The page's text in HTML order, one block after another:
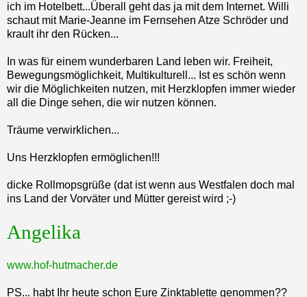
ich im Hotelbett...Überall geht das ja mit dem Internet. Willi
schaut mit Marie-Jeanne im Fernsehen Atze Schröder und
krault ihr den Rücken...
In was für einem wunderbaren Land leben wir. Freiheit,
Bewegungsmöglichkeit, Multikulturell... Ist es schön wenn
wir die Möglichkeiten nutzen, mit Herzklopfen immer wieder
all die Dinge sehen, die wir nutzen können.
Träume verwirklichen...
Uns Herzklopfen ermöglichen!!!
dicke Rollmopsgrüße (dat ist wenn aus Westfalen doch mal
ins Land der Vorväter und Mütter gereist wird ;-)
Angelika
www.hof-hutmacher.de
PS... habt Ihr heute schon Eure Zinktablette genommen??